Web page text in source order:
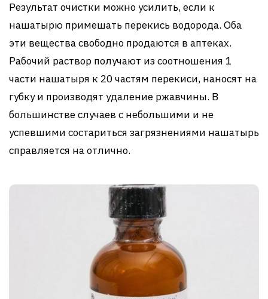
Результат очистки можно усилить, если к
нашатырю примешать перекись водорода. Оба
эти вещества свободно продаются в аптеках.
Рабочий раствор получают из соотношения 1
части нашатыря к 20 частям перекиси, наносят на
губку и производят удаление ржавчины. В
большинстве случаев с небольшими и не
успевшими состариться загрязнениями нашатырь
справляется на отлично.